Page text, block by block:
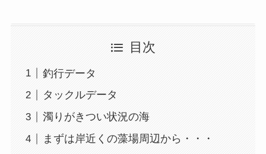
目次
釣行データ
タックルデータ
濁りがきつい状況の海
まずは岸近くの藻場周辺から・・・